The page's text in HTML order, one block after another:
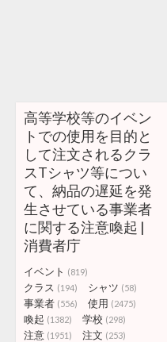
高等学校等のイベン
トでの使用を目的と
して注文されるクラ
スTシャツ等につい
て、納品の遅延を発
生させている事業者
に関する注意喚起 |
消費者庁
イベント (819)
クラス (194) シャツ (58)
事業者 (556) 使用 (2475)
喚起 (1382) 学校 (298)
注意 (1951) 注文 (253)